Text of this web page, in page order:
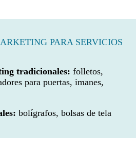
PARA SERVICIOS
tradicionales: folletos,
para puertas, imanes,
bolígrafos, bolsas de tela